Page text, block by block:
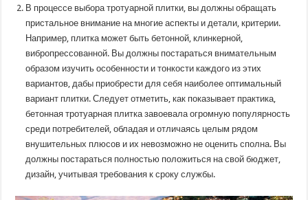
В процессе выбора тротуарной плитки, вы должны обращать
пристальное внимание на многие аспекты и детали, критерии.
Например, плитка может быть бетонной, клинкерной,
вибропрессованной. Вы должны постараться внимательным
образом изучить особенности и тонкости каждого из этих
вариантов, дабы приобрести для себя наиболее оптимальный
вариант плитки. Следует отметить, как показывает практика,
бетонная тротуарная плитка завоевала огромную популярность
среди потребителей, обладая и отличаясь целым рядом
внушительных плюсов и их невозможно не оценить сполна. Вы
должны постараться полностью положиться на свой бюджет,
дизайн, учитывая требования к сроку службы.